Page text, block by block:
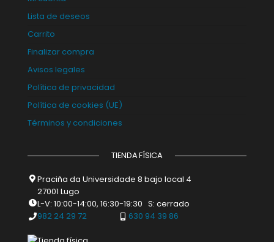
Lista de deseos
Carrito
Finalizar compra
Avisos legales
Política de privacidad
Política de cookies (UE)
Términos y condiciones
TIENDA FÍSICA
Praciña da Universidade 8 bajo local 4
27001 Lugo
L-V: 10:00-14:00, 16:30-19:30 S: cerrado
982 24 29 72
630 94 39 86